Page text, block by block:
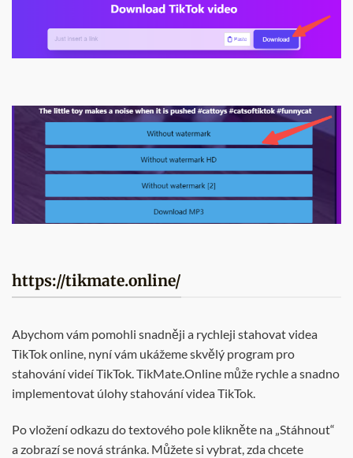
https://tikmate.online/
Abychom vám pomohli snadněji a rychleji stahovat videa
TikTok online, nyní vám ukážeme skvělý program pro
stahování videí TikTok. TikMate.Online může rychle a snadno
implementovat úlohy stahování videa TikTok.
Po vložení odkazu do textového pole klikněte na „Stáhnout“
a zobrazí se nová stránka. Můžete si vybrat, zda chcete